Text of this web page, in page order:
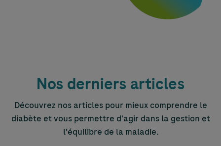
Nos derniers articles
Découvrez nos articles pour mieux comprendre le
diabète et vous permettre d'agir dans la gestion et
l'équilibre de la maladie.